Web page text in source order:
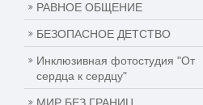
РАВНОЕ ОБЩЕНИЕ
БЕЗОПАСНОЕ ДЕТСТВО
Инклюзивная фотостудия "От
сердца к сердцу"